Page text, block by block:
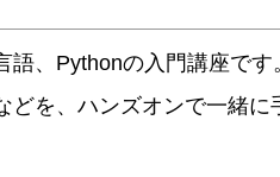
語、Pythonの入門講座です
を、ハンズオンで一緒